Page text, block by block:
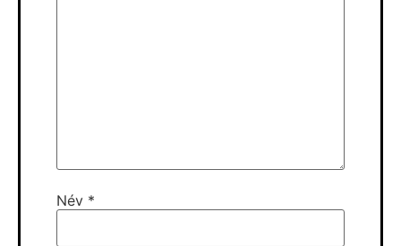
Név *